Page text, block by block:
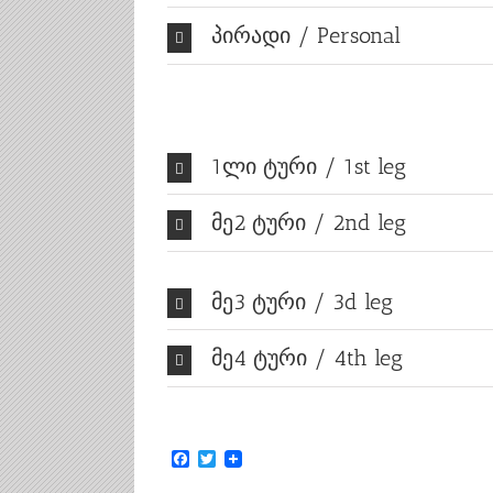
პირადი / Personal
1ლი ტური / 1st leg
მე2 ტური / 2nd leg
მე3 ტური / 3d leg
მე4 ტური / 4th leg
Facebook
Twitter